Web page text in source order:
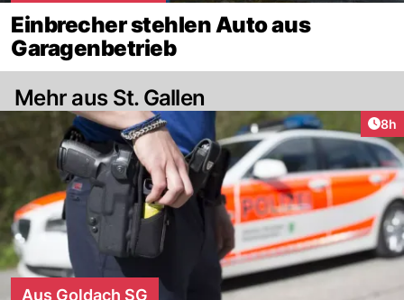
Einbrecher stehlen Auto aus
Garagenbetrieb
Mehr aus St. Gallen
8h
Aus Goldach SG